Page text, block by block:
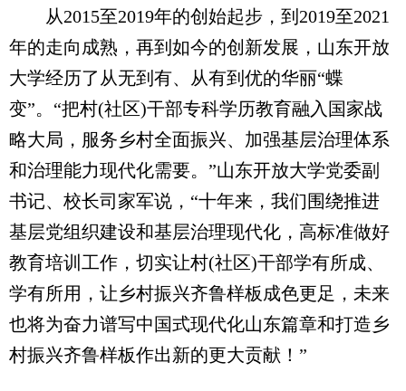
从2015至2019年的创始起步，到2019至2021
年的走向成熟，再到如今的创新发展，山东开放
大学经历了从无到有、从有到优的华丽“蝶
变”。“把村(社区)干部专科学历教育融入国家战
略大局，服务乡村全面振兴、加强基层治理体系
和治理能力现代化需要。”山东开放大学党委副
书记、校长司家军说，“十年来，我们围绕推进
基层党组织建设和基层治理现代化，高标准做好
教育培训工作，切实让村(社区)干部学有所成、
学有所用，让乡村振兴齐鲁样板成色更足，未来
也将为奋力谱写中国式现代化山东篇章和打造乡
村振兴齐鲁样板作出新的更大贡献！”